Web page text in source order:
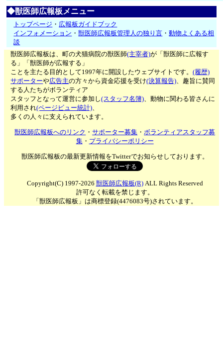
◆獣医師広報板メニュー
トップページ ・ 広報板ガイドブック
インフォメーション ・獣医師広報板管理人の独り言 ・動物よくある相
談
獣医師広報板は、町の犬猫病院の獣医師(主宰者)が「獣医師に広報す
る」「獣医師が広報する」
ことを主たる目的として1997年に開設したウェブサイトです。(履歴)
サポーターや広告主の方々から資金応援を受け(決算報告)、趣旨に賛同
する人たちがボランティア
スタッフとなって運営に参加し(スタッフ名簿)、動物に関わる皆さんに
利用され(ページビュー統計)、
多くの人々に支えられています。
獣医師広報板へのリンク ・サポーター募集 ・ボランティアスタッフ募
集・ プライバシーポリシー
獣医師広報板の最新更新情報をTwitterでお知らせしております。
Copyright(C) 1997-2026 獣医師広報板(R)ALL Rights Reserved
許可なく転載を禁じます。
「獣医師広報板」は商標登録(4476083号)されています。